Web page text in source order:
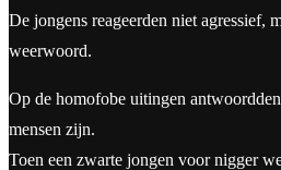
De jongens reageerden niet agressief,
weerwoord.
Op de homofobe uitingen
mensen zijn.
Toen een zwarte jongen voor nigger